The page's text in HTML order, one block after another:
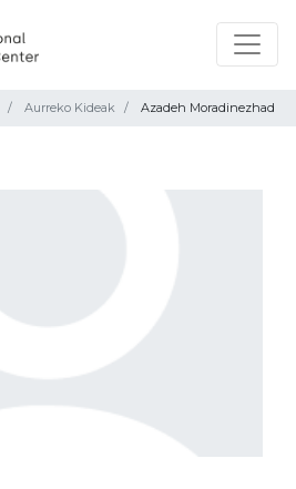
Aurreko Kideak Azadeh Moradinezhad